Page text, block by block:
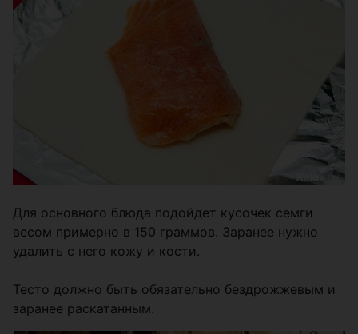
Для основного блюда подойдет кусочек семги
весом примерно в 150 граммов. Заранее нужно
удалить с него кожу и кости.
Тесто должно быть обязательно бездрожжевым и
заранее раскатанным.